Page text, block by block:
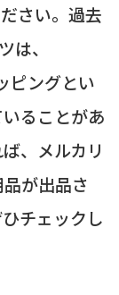
さい。過去
は、
ピングとい
ることがあ
、メルカリ
が出品さ
チェックし